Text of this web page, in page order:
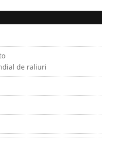
de raliuri